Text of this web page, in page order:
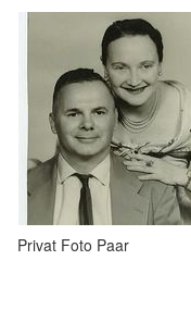
Privat Foto Paar